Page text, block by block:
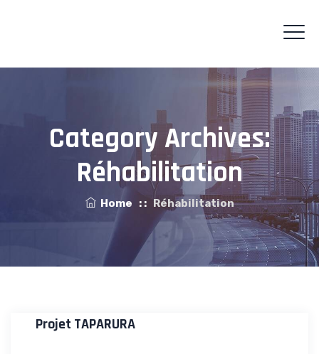
Category Archives:
Réhabilitation
Home : : Réhabilitation
Projet TAPARURA